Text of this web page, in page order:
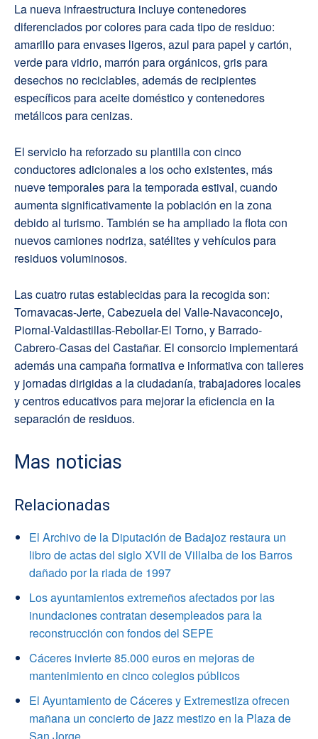
La nueva infraestructura incluye contenedores
diferenciados por colores para cada tipo de residuo:
amarillo para envases ligeros, azul para papel y cartón,
verde para vidrio, marrón para orgánicos, gris para
desechos no reciclables, además de recipientes
específicos para aceite doméstico y contenedores
metálicos para cenizas.
El servicio ha reforzado su plantilla con cinco
conductores adicionales a los ocho existentes, más
nueve temporales para la temporada estival, cuando
aumenta significativamente la población en la zona
debido al turismo. También se ha ampliado la flota con
nuevos camiones nodriza, satélites y vehículos para
residuos voluminosos.
Las cuatro rutas establecidas para la recogida son:
Tornavacas-Jerte, Cabezuela del Valle-Navaconcejo,
Piornal-Valdastillas-Rebollar-El Torno, y Barrado-
Cabrero-Casas del Castañar. El consorcio implementará
además una campaña formativa e informativa con talleres
y jornadas dirigidas a la ciudadanía, trabajadores locales
y centros educativos para mejorar la eficiencia en la
separación de residuos.
Mas noticias
Relacionadas
El Archivo de la Diputación de Badajoz restaura un
libro de actas del siglo XVII de Villalba de los Barros
dañado por la riada de 1997
Los ayuntamientos extremeños afectados por las
inundaciones contratan desempleados para la
reconstrucción con fondos del SEPE
Cáceres invierte 85.000 euros en mejoras de
mantenimiento en cinco colegios públicos
El Ayuntamiento de Cáceres y Extremestiza ofrecen
mañana un concierto de jazz mestizo en la Plaza de